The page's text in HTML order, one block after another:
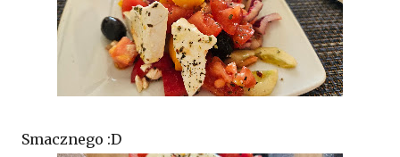
Smacznego :D